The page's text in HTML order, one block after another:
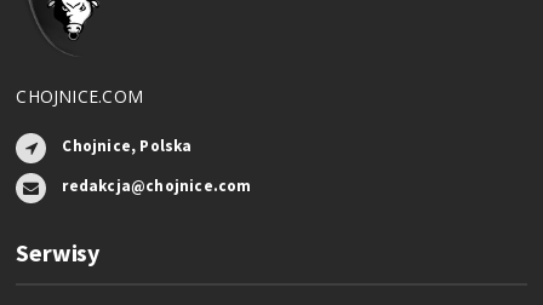
CHOJNICE.COM
Chojnice, Polska
redakcja@chojnice.com
Serwisy